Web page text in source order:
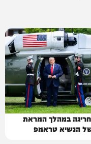
במהלך המראת
הנשיא טראמפ